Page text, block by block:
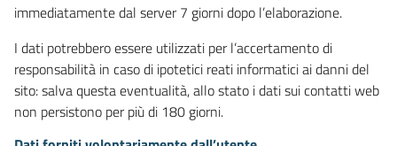
immediatamente dal server 7 giorni dopo l’elaborazione.
I dati potrebbero essere utilizzati per l’accertamento di
responsabilità in caso di ipotetici reati informatici ai danni del
sito: salva questa eventualità, allo stato i dati sui contatti web
non persistono per più di 180 giorni.